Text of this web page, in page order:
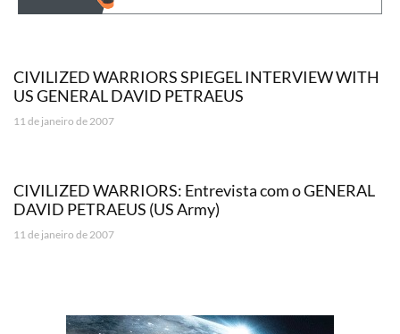
CIVILIZED WARRIORS SPIEGEL INTERVIEW WITH
US GENERAL DAVID PETRAEUS
11 de janeiro de 2007
CIVILIZED WARRIORS: Entrevista com o GENERAL
DAVID PETRAEUS (US Army)
11 de janeiro de 2007